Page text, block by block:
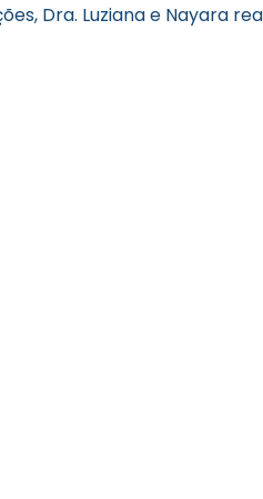
Dra. Luziana e Nayara